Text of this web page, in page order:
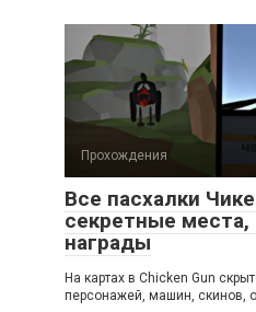
Прохождения
Все пасхалки
секретные
награды
На картах в Chicken Gun
персонажей, машин, скинов,